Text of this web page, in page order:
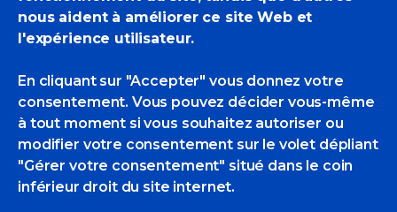
nous aident à améliorer ce site Web et
l'expérience utilisateur.
En cliquant sur "Accepter" vous donnez votre
consentement. Vous pouvez décider vous-même
à tout moment si vous souhaitez autoriser ou
modifier votre consentement sur le volet dépliant
"Gérer votre consentement" situé dans le coin
inférieur droit du site internet.